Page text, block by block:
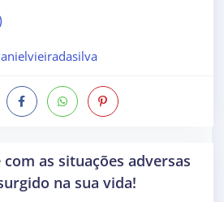
as situações adversas
na sua vida!